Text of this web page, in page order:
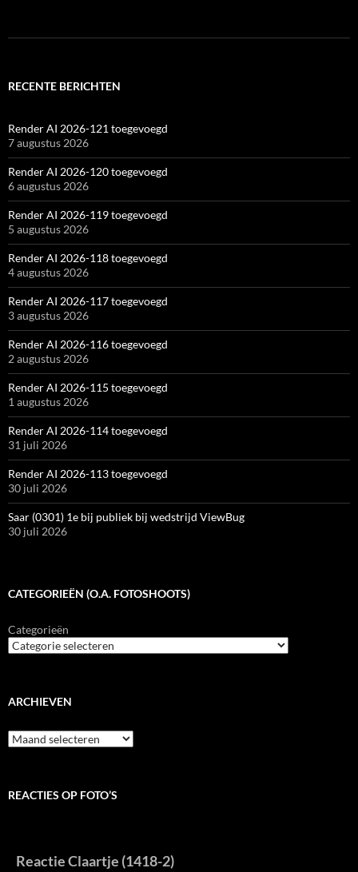
RECENTE BERICHTEN
Render AI 2026-121 toegevoegd
7 augustus 2026
Render AI 2026-120 toegevoegd
6 augustus 2026
Render AI 2026-119 toegevoegd
5 augustus 2026
Render AI 2026-118 toegevoegd
4 augustus 2026
Render AI 2026-117 toegevoegd
3 augustus 2026
Render AI 2026-116 toegevoegd
2 augustus 2026
Render AI 2026-115 toegevoegd
1 augustus 2026
Render AI 2026-114 toegevoegd
31 juli 2026
Render AI 2026-113 toegevoegd
30 juli 2026
Saar (0301) 1e bij publiek bij wedstrijd ViewBug
30 juli 2026
CATEGORIEËN (O.A. FOTOSHOOTS)
Categorieën
ARCHIEVEN
Archieven
REACTIES OP FOTO’S
Reactie Claartje (1418-2)